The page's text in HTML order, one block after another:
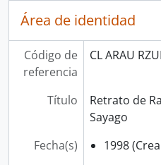
Área de identidad
Código de
referencia
CL ARAU
Título
Retrato de
Sayago
Fecha(s)
1998